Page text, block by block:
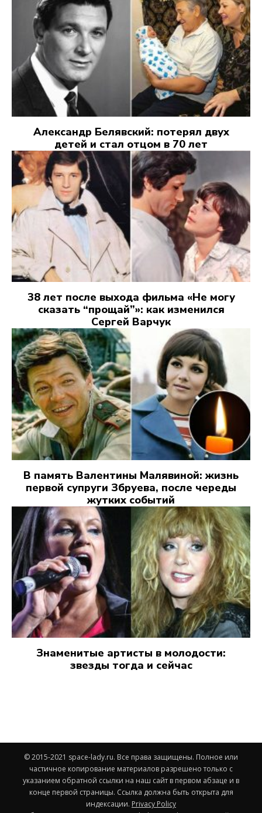
Александр Белявский: потерял двух
детей и стал отцом в 70 лет
38 лет после выхода фильма «Не могу
сказать “прощай”»: как изменился
Сергей Варчук
В память Валентины Малявиной: жизнь
первой супруги Збруева, после череды
жутких событий
Знаменитые артисты в молодости:
звезды тогда и сейчас
© 2015-2021 space-lady.ru. Все права защищены. Полное или
частичное копирование материалов разрешено только с
указанием обратной ссылки на наш сайт в первом абзаце и в
конце первой страницы. Ссылка должна быть открыта для
индексации. Privacy Policy